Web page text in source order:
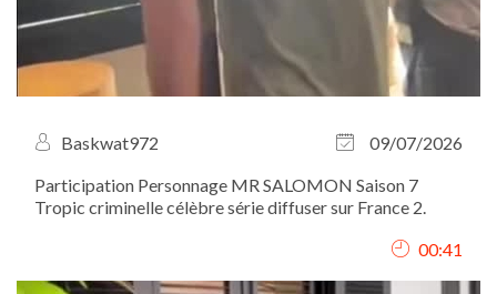
Baskwat972
09/07/2026
Participation Personnage MR SALOMON Saison 7
Tropic criminelle célèbre série diffuser sur France 2.
00:41